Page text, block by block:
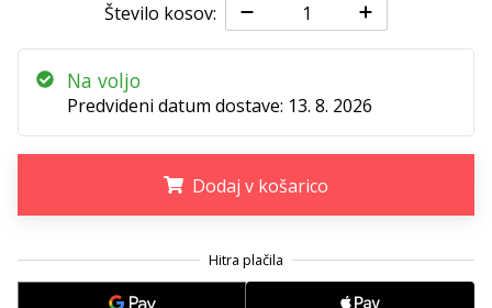
11. 8. 2022
•
2 min. branja
Weplayvolleyball
affiliate
program
svojo
stran,
Število kosov:
Na voljo
Predvideni datum dostave: 13. 8. 2026
Dodaj v košarico